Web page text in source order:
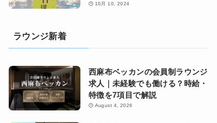
10月 10, 2024
ラウンジ新着
西麻布ベッカンの会員制ラウンジ
求人｜未経験でも働ける？時給・
特徴を7項目で解説
August 4, 2026